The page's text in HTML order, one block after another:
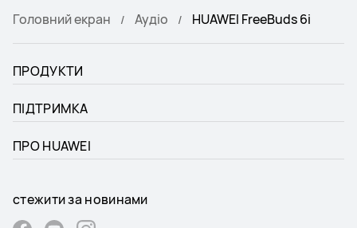
Головний екран Аудіо HUAWEI FreeBuds 6i
ПРОДУКТИ
ПІДТРИМКА
ПРО HUAWEI
стежити за новинами